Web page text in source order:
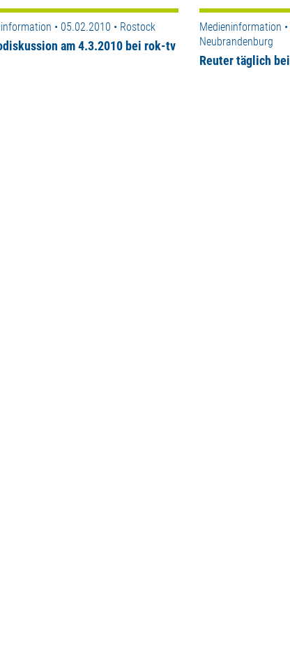
• 05.02.2010 • Rostock
am 4.3.2010 bei rok-tv
Medieninformation
Neubrandenburg
Reuter täglich